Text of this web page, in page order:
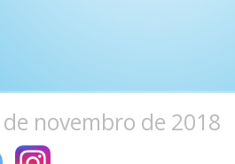
novembro de 2018